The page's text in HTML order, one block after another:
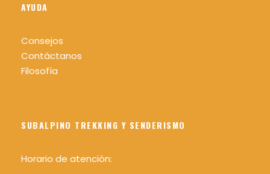
AYUDA
Consejos
Contáctanos
Filosofía
SUBALPINO TREKKING Y SENDERISMO
Horario de atención: